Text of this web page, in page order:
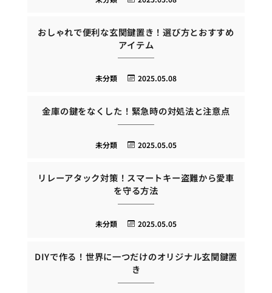
おしゃれで便利な玄関鍵置き！選び方とおすすめ
アイテム
2025.05.08
未分類
金庫の鍵をなくした！緊急時の対処法と注意点
2025.05.05
未分類
リレーアタック対策！スマートキー盗難から愛車
を守る方法
2025.05.05
未分類
DIYで作る！世界に一つだけのオリジナル玄関鍵置
き